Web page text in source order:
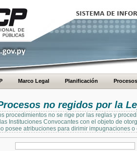
Marco Legal Planificación Procesos
no regidos por la
procedimientos no se rige por las reglas y
Instituciones Convocantes con el objeto de
posee atribuciones para dirimir impugnaciones